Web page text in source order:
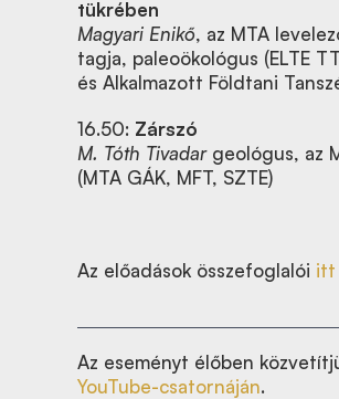
tükrében
Magyari Enikő, az MTA
tagja, paleoökológus (ELTE
és Alkalmazott Földtani
16.50: Zárszó
M. Tóth Tivadar geológus, az
(MTA GÁK, MFT, SZTE)
Az előadások összefoglalói itt
Az eseményt élőben
YouTube-csatornáján.